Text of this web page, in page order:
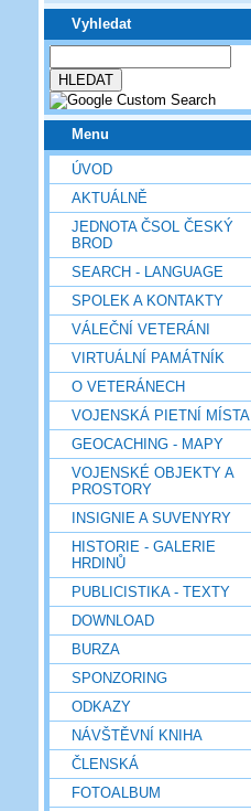
Vyhledat
Menu
ÚVOD
AKTUÁLNĚ
JEDNOTA ČSOL ČESKÝ
BROD
SEARCH - LANGUAGE
SPOLEK A KONTAKTY
VÁLEČNÍ VETERÁNI
VIRTUÁLNÍ PAMÁTNÍK
O VETERÁNECH
VOJENSKÁ PIETNÍ MÍSTA
GEOCACHING - MAPY
VOJENSKÉ OBJEKTY A
PROSTORY
INSIGNIE A SUVENYRY
HISTORIE - GALERIE
HRDINŮ
PUBLICISTIKA - TEXTY
DOWNLOAD
BURZA
SPONZORING
ODKAZY
NÁVŠTĚVNÍ KNIHA
ČLENSKÁ
FOTOALBUM